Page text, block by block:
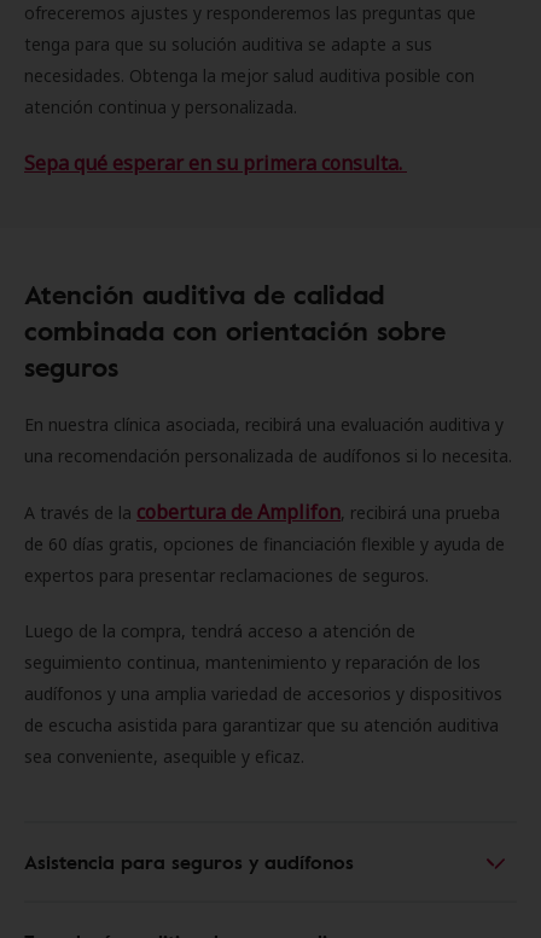
ofreceremos ajustes y responderemos las preguntas que
tenga para que su solución auditiva se adapte a sus
necesidades. Obtenga la mejor salud auditiva posible con
atención continua y personalizada.
Sepa qué esperar en su primera consulta.
Atención auditiva de calidad
combinada con orientación sobre
seguros
En nuestra clínica asociada, recibirá una evaluación auditiva y
una recomendación personalizada de audífonos si lo necesita.
A través de la cobertura de Amplifon, recibirá una prueba
de 60 días gratis, opciones de financiación flexible y ayuda de
expertos para presentar reclamaciones de seguros.
Luego de la compra, tendrá acceso a atención de
seguimiento continua, mantenimiento y reparación de los
audífonos y una amplia variedad de accesorios y dispositivos
de escucha asistida para garantizar que su atención auditiva
sea conveniente, asequible y eficaz.
Asistencia para seguros y audífonos